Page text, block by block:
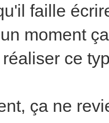
faille
moment
ce
ça ne